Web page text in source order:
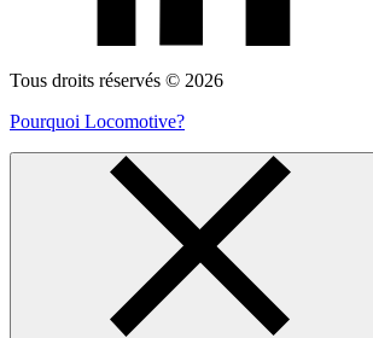
Tous droits réservés © 2026
Pourquoi Locomotive?